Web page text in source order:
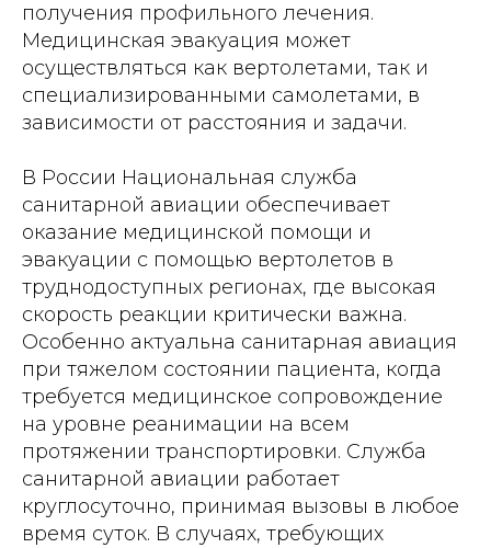
получения профильного лечения.
Медицинская эвакуация может
осуществляться как вертолетами, так и
специализированными самолетами, в
зависимости от расстояния и задачи.
В России Национальная служба
санитарной авиации обеспечивает
оказание медицинской помощи и
эвакуации с помощью вертолетов в
труднодоступных регионах, где высокая
скорость реакции критически важна.
Особенно актуальна санитарная авиация
при тяжелом состоянии пациента, когда
требуется медицинское сопровождение
на уровне реанимации на всем
протяжении транспортировки. Служба
санитарной авиации работает
круглосуточно, принимая вызовы в любое
время суток. В случаях, требующих